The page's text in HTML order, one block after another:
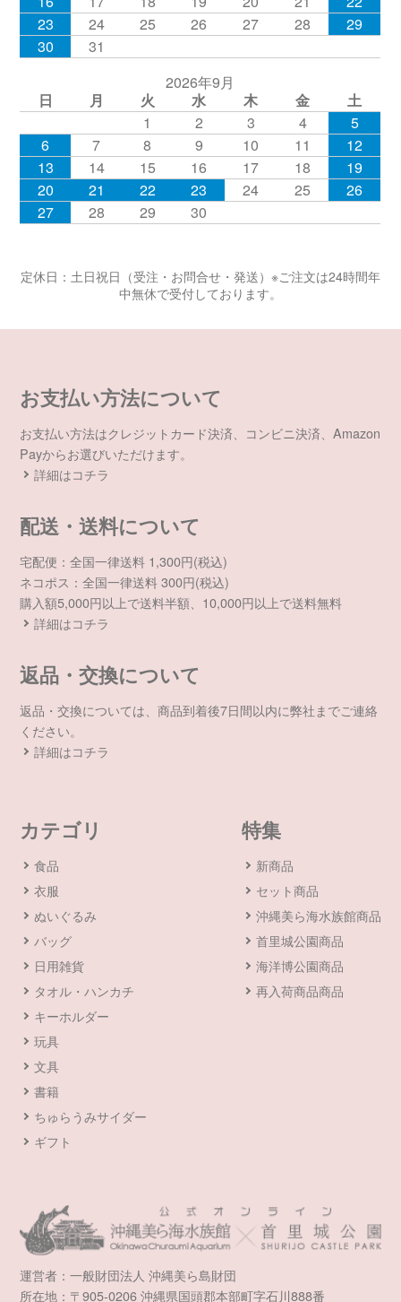
23
24 25 26 27 28
29
30
31
2026年9月
日
月 火 水 木 金
土
1
2 3 4
5
6
7 8 9 10 11
12
13
14 15 16 17 18
19
20
21 22 23 24 25
26
27
28 29 30
定休日：土日祝日（受注・お問合せ・発送）※ご注文は24時間年
中無休で受付しております。
お支払い方法について
お支払い方法はクレジットカード決済、コンビニ決済、Amazon
Payからお選びいただけます。
詳細はコチラ
配送・送料について
宅配便：全国一律送料 1,300円(税込)
ネコポス：全国一律送料 300円(税込)
購入額5,000円以上で送料半額、10,000円以上で送料無料
詳細はコチラ
返品・交換について
返品・交換については、商品到着後7日間以内に弊社までご連絡
ください。
詳細はコチラ
カテゴリ
食品
衣服
ぬいぐるみ
バッグ
日用雑貨
タオル・ハンカチ
キーホルダー
玩具
文具
書籍
ちゅらうみサイダー
ギフト
特集
新商品
セット商品
沖縄美ら海水族館商品
首里城公園商品
海洋博公園商品
再入荷商品商品
運営者：一般財団法人 沖縄美ら島財団
所在地：〒905-0206 沖縄県国頭郡本部町字石川888番